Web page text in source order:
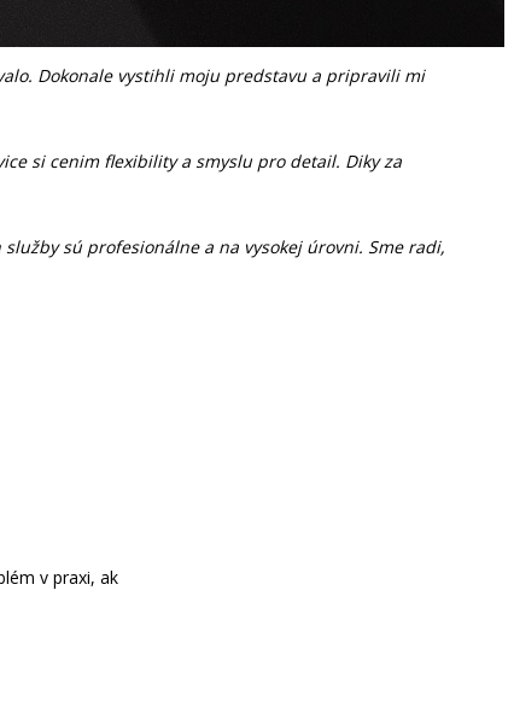
Dokonale vystihli moju predstavu a pripravili mi
si cenim flexibility a smyslu pro detail. Diky za
sú profesionálne a na vysokej úrovni. Sme radi,
v praxi, ak